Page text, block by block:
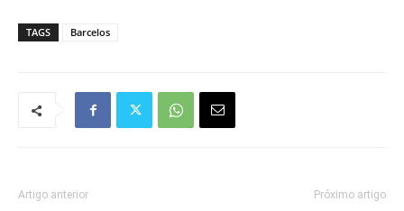
TAGS Barcelos
Artigo anterior Próximo artigo